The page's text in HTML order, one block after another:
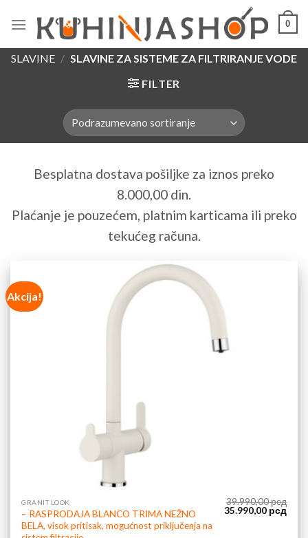
0
SLAVINE / SLAVINE ZA SISTEME ZA FILTRIRANJE VODE
FILTER
Besplatna dostava pošiljke za iznos preko
8.000,00 din.
Plaćanje je pouzećem, platnim karticama ili preko
tekućeg računa.
Akcija!
GRANIT LOOK
– RASPRODAJA BLANCO TRIMA NEŽNO
BELA, visok pritisak, mogućnost priključenja na
39.990,00рсд
Originalna
35.990,00 рсд
cena